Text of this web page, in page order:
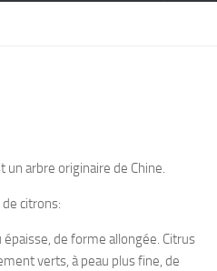
un arbre originaire de Chine.
de citrons:
de forme allongée. Citrus
verts, à peau plus fine, de